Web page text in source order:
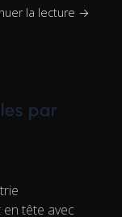
la lecture →
par
tête avec